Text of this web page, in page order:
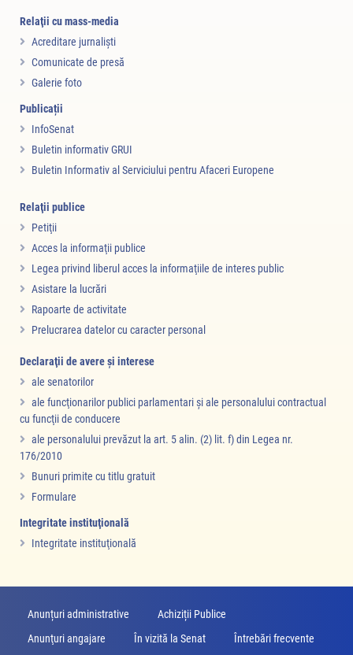
Relaţii cu mass-media
Acreditare jurnalişti
Comunicate de presă
Galerie foto
Publicații
InfoSenat
Buletin informativ GRUI
Buletin Informativ al Serviciului pentru Afaceri Europene
Relaţii publice
Petiţii
Acces la informaţii publice
Legea privind liberul acces la informaţiile de interes public
Asistare la lucrări
Rapoarte de activitate
Prelucrarea datelor cu caracter personal
Declaraţii de avere şi interese
ale senatorilor
ale funcţionarilor publici parlamentari şi ale personalului contractual
cu funcţii de conducere
ale personalului prevăzut la art. 5 alin. (2) lit. f) din Legea nr.
176/2010
Bunuri primite cu titlu gratuit
Formulare
Integritate instituţională
Integritate instituţională
Anunțuri administrative
Achiziții Publice
Anunţuri angajare
În vizită la Senat Întrebări frecvente